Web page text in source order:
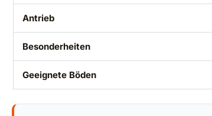
Antrieb
Besonderheiten
Geeignete Böden